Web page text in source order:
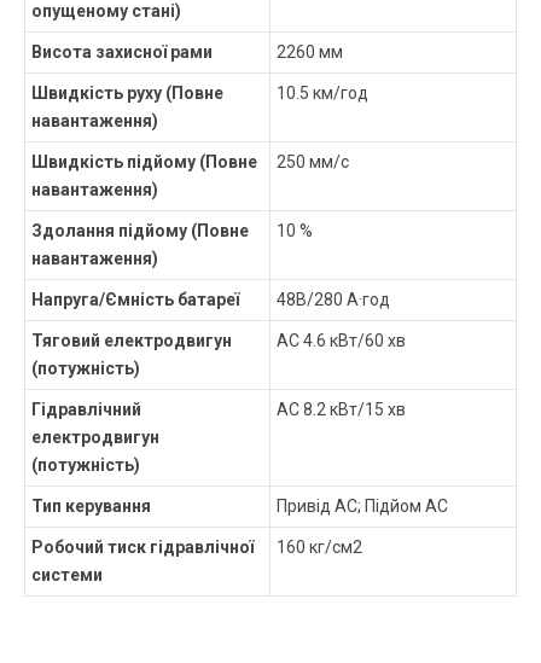
опущеному стані)
Висота захисної рами 2260 мм
Швидкість руху (Повне
навантаження)
10.5 км/год
Швидкість підйому (Повне
навантаження)
250 мм/с
Здолання підйому (Повне
навантаження)
10 %
Напруга/Ємність батареї 48В/280 А·год
Тяговий електродвигун
(потужність)
AC 4.6 кВт/60 хв
Гідравлічний
електродвигун
(потужність)
AC 8.2 кВт/15 хв
Тип керування Привід AC; Підйом AC
Робочий тиск гідравлічної
системи
160 кг/см2